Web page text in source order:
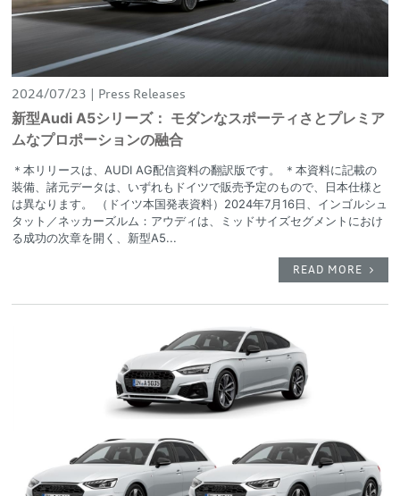
2024/07/23 Press Releases
新型Audi A5シリーズ： モダンなスポーティさとプレミア
ムなプロポーションの融合
＊本リリースは、AUDI AG配信資料の翻訳版です。 ＊本資料に記載の
装備、諸元データは、いずれもドイツで販売予定のもので、日本仕様と
は異なります。 （ドイツ本国発表資料）2024年7月16日、インゴルシュ
タット／ネッカーズルム：アウディは、ミッドサイズセグメントにおけ
る成功の次章を開く、新型A5...
READ MORE